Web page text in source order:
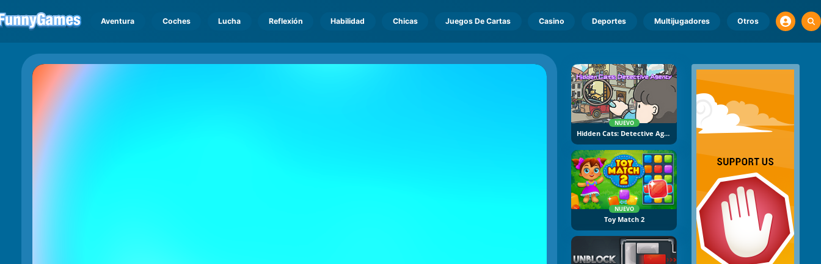
Aventura Coches Lucha Reflexión Habilidad Chicas Juegos De Cartas Casino Deportes Multijugadores Otros
NUEVO
Hidden Cats: Detective Agency
NUEVO
Toy Match 2